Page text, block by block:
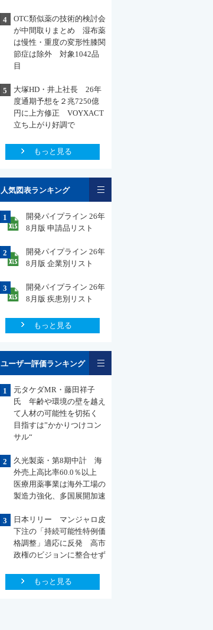
4
OTC類似薬の技術的検討会
が中間取りまとめ 湿布薬
は慢性・重度の変形性膝関
節症は除外 対象1042品
目
5
大塚HD・井上社長 26年
度通期予想を２兆7250億
円に上方修正 VOYXACT
立ち上がり好調で
もっと見る
人気図表ランキング
1
開発パイプライン 26年
8月版 申請品リスト
2
開発パイプライン 26年
8月版 企業別リスト
3
開発パイプライン 26年
8月版 疾患別リスト
もっと見る
ユーザー評価ランキング
1
元タケダMR・藤田祥子
氏 年齢や環境の壁を越え
て人材の可能性を切拓く
目指すは”かかりつけコン
サル“
2
久光製薬・第8期中計 海
外売上高比率60.0％以上
医療用薬事業は海外工場の
製造力強化、多国展開加速
3
日本リリー マンジャロ皮
下注の「持続可能性特例価
格調整」適応に反発 高市
政権のビジョンに整合せず
もっと見る